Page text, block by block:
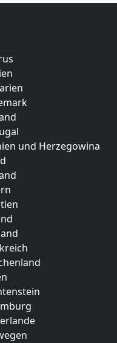
und Herzegowina